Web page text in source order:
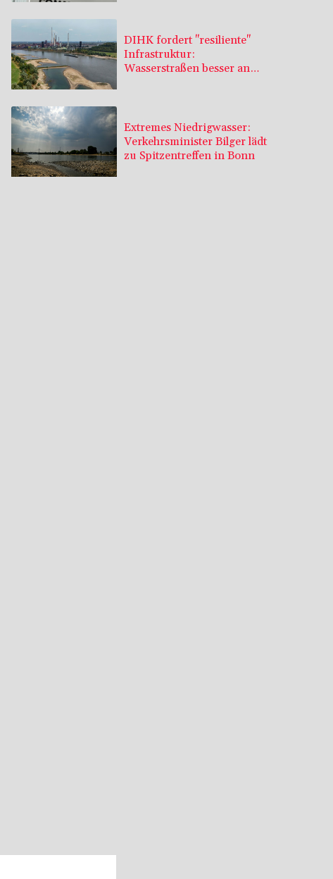
DIHK fordert "resiliente"
Infrastruktur:
Wasserstraßen besser an
Extremes Niedrigwasser:
Verkehrsminister Bilger lädt
zu Spitzentreffen in Bonn